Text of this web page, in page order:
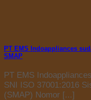
PT EMS Indoappliances
SMAP
PT EMS
SNI ISO 37001:2016
(SMAP) Nomor [...]